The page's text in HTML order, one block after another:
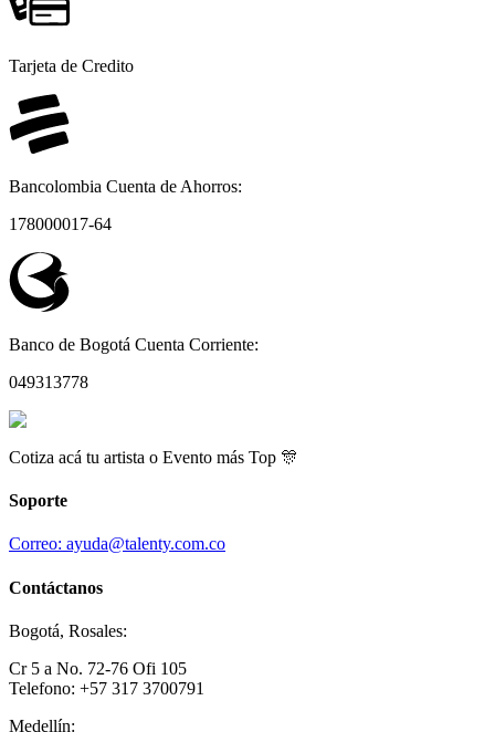
Tarjeta de Credito
Bancolombia Cuenta de Ahorros:
178000017-64
Banco de Bogotá Cuenta Corriente:
049313778
Cotiza acá tu artista o Evento más Top 🎊
Soporte
Correo: ayuda@talenty.com.co
Contáctanos
Bogotá, Rosales:
Cr 5 a No. 72-76 Ofi 105
Telefono: +57 317 3700791
Medellín: